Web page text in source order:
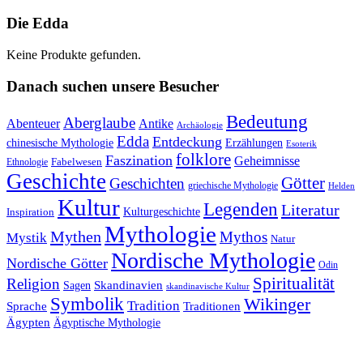
Die Edda
Keine Produkte gefunden.
Danach suchen unsere Besucher
Abenteuer Aberglaube Antike Archäologie Bedeutung
chinesische Mythologie Edda Entdeckung Erzählungen Esoterik
Ethnologie Fabelwesen Faszination folklore Geheimnisse
Geschichte Geschichten griechische Mythologie Götter Helden
Inspiration Kultur Kulturgeschichte Legenden Literatur
Mystik Mythen Mythologie Mythos Natur
Nordische Götter Nordische Mythologie Odin
Religion Sagen Skandinavien skandinavische Kultur Spiritualität
Sprache Symbolik Tradition Traditionen Wikinger
Ägypten Ägyptische Mythologie